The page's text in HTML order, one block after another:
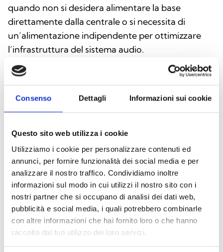
Consenso Dettagli Informazioni sui cookie
Questo sito web utilizza i cookie
Utilizziamo i cookie per personalizzare contenuti ed
annunci, per fornire funzionalità dei social media e per
analizzare il nostro traffico. Condividiamo inoltre
informazioni sul modo in cui utilizzi il nostro sito con i
nostri partner che si occupano di analisi dei dati web,
pubblicità e social media, i quali potrebbero combinarle
con altre informazioni che hai fornito loro o che hanno
raccolto dal tuo utilizzo dei loro servizi.
quando non si desidera alimentare la base
direttamente dalla centrale o si necessita di
un’alimentazione indipendente per ottimizzare
l’infrastruttura del sistema audio.
Questo prodotto è disponibile nelle seguenti
versioni